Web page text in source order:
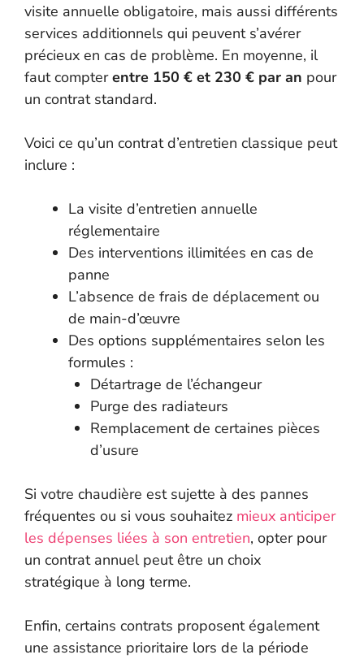
visite annuelle obligatoire, mais aussi différents
services additionnels qui peuvent s’avérer
précieux en cas de problème. En moyenne, il
faut compterentre 150 € et 230 € par an pour
un contrat standard.
Voici ce qu’un contrat d’entretien classique peut
inclure :
La visite d’entretien annuelle
réglementaire
Des interventions illimitées en cas de
panne
L’absence de frais de déplacement ou
de main-d’œuvre
Des options supplémentaires selon les
formules :
Détartrage de l’échangeur
Purge des radiateurs
Remplacement de certaines pièces
d’usure
Si votre chaudière est sujette à des pannes
fréquentes ou si vous souhaitez mieux anticiper
les dépenses liées à son entretien, opter pour
un contrat annuel peut être un choix
stratégique à long terme.
Enfin, certains contrats proposent également
une assistance prioritaire lors de la période